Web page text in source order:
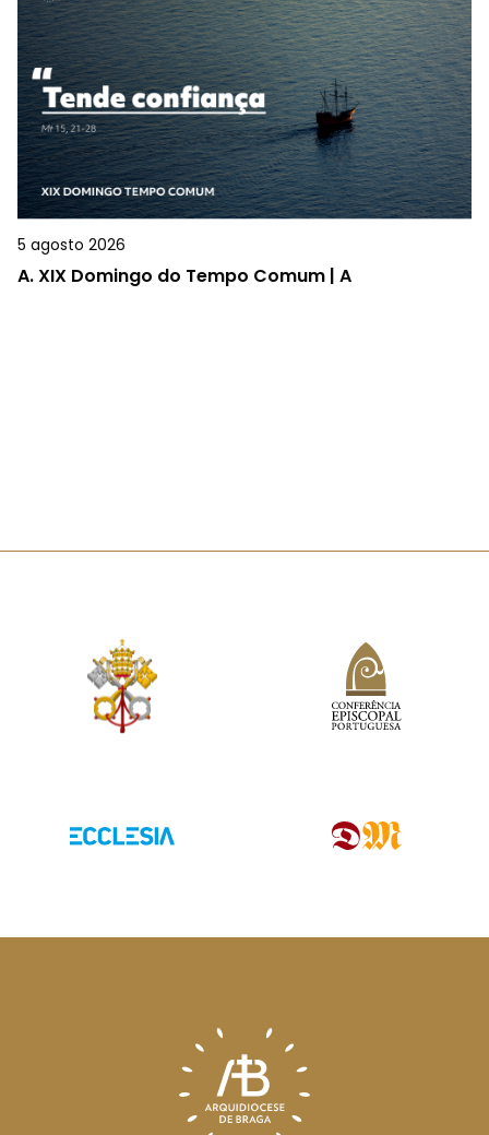
5 agosto 2026
A.XIX Domingo do Tempo Comum | A